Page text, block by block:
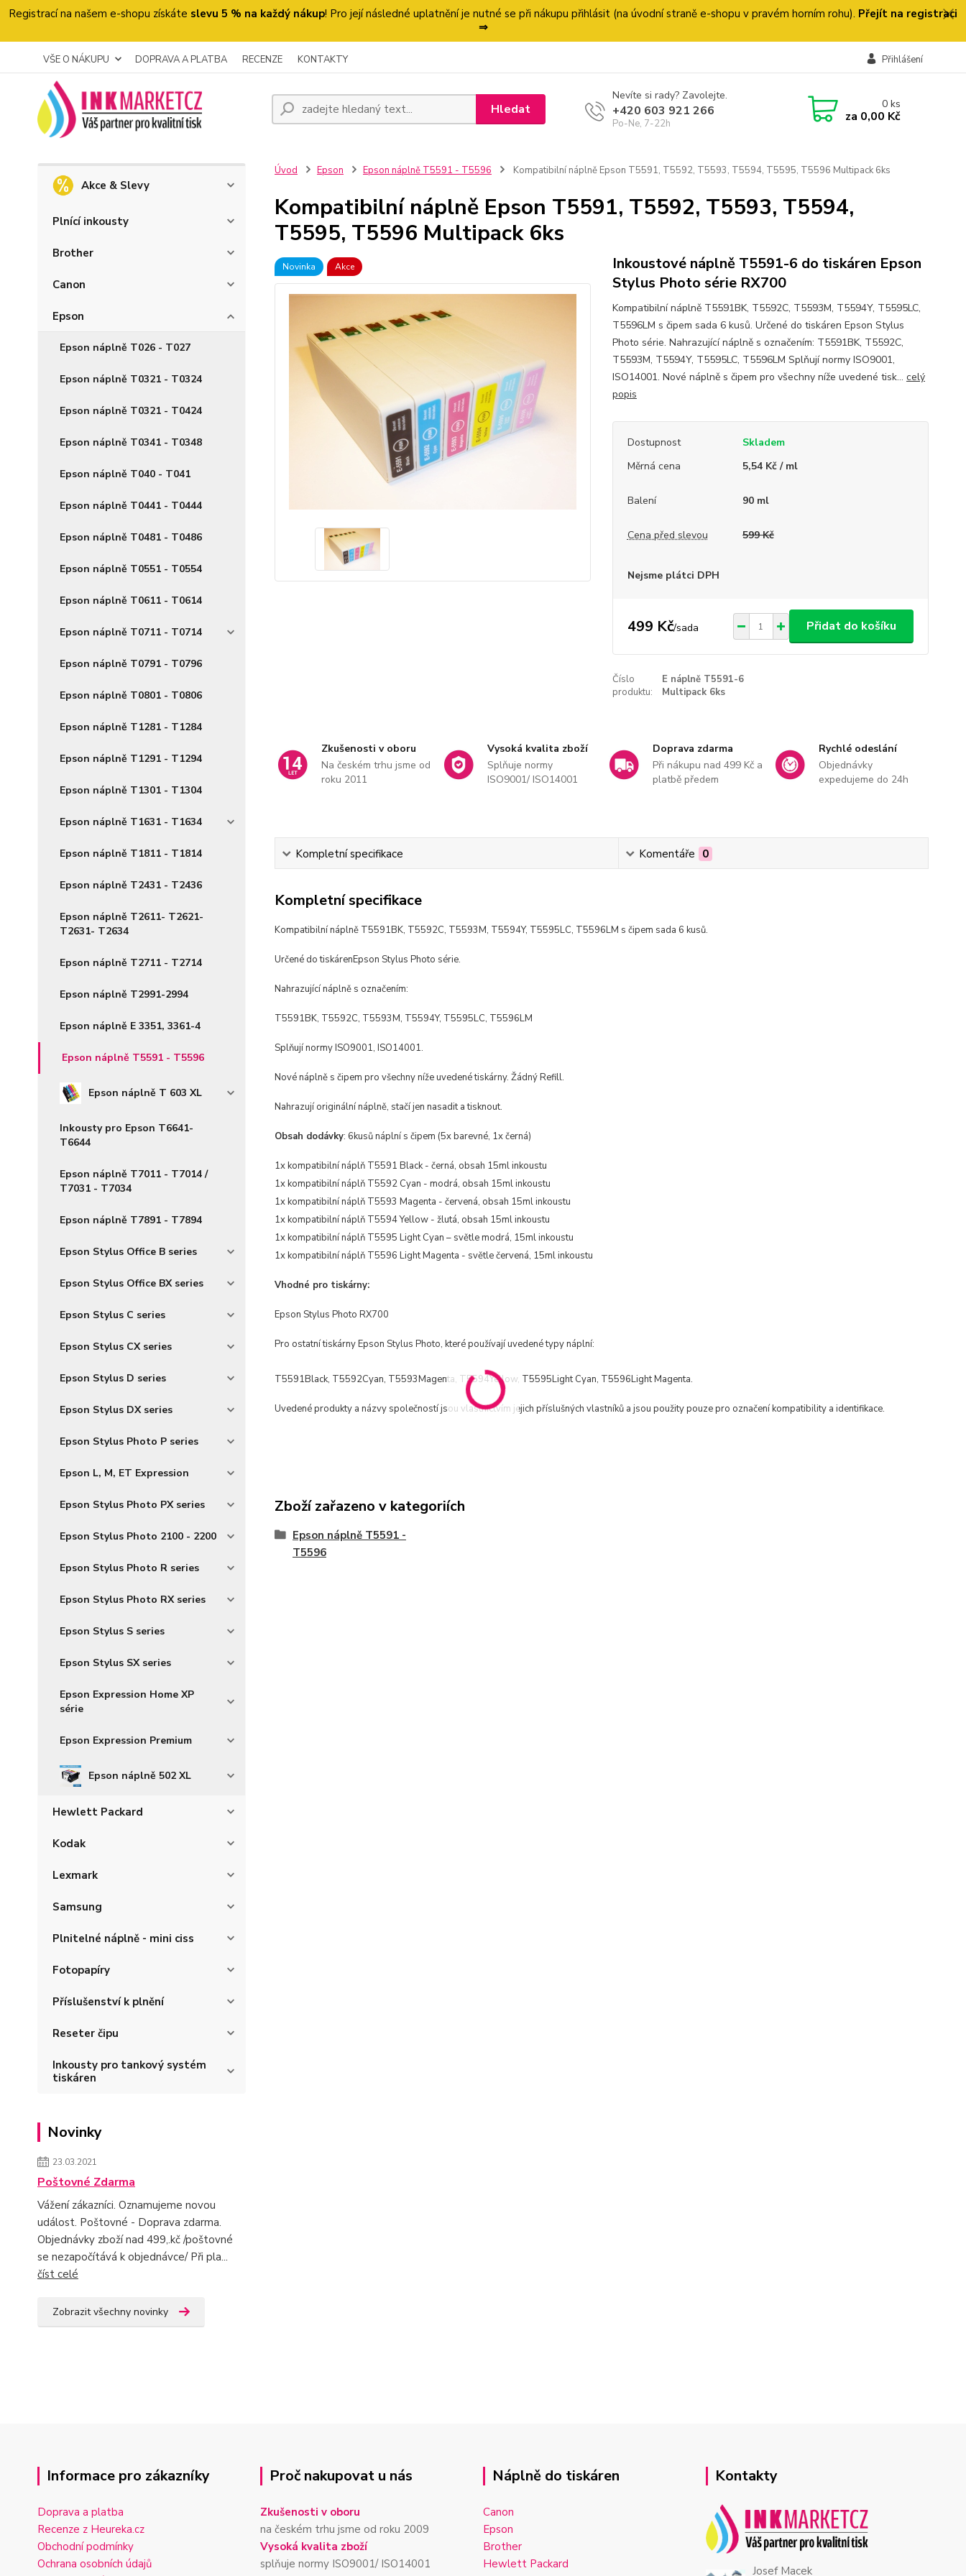
Registrací na našem e-shopu získáte slevu 5 % na každý nákup! Pro její následné uplatnění je nutné se při nákupu přihlásit (na úvodní straně e-shopu v pravém horním rohu). Přejít na registraci
⇒
VŠE O NÁKUPU DOPRAVA A PLATBA RECENZE KONTAKTY Přihlášení
Hledat
Nevíte si rady? Zavolejte.
+420 603 921 266
Po-Ne, 7-22h
0ks
za 0,00 Kč
Akce & Slevy
Plnící inkousty
Brother
Canon
Epson
Epson náplně T026 - T027
Epson náplně T0321 - T0324
Epson náplně T0321 - T0424
Epson náplně T0341 - T0348
Epson náplně T040 - T041
Epson náplně T0441 - T0444
Epson náplně T0481 - T0486
Epson náplně T0551 - T0554
Epson náplně T0611 - T0614
Epson náplně T0711 - T0714
Epson náplně T0791 - T0796
Epson náplně T0801 - T0806
Epson náplně T1281 - T1284
Epson náplně T1291 - T1294
Epson náplně T1301 - T1304
Epson náplně T1631 - T1634
Epson náplně T1811 - T1814
Epson náplně T2431 - T2436
Epson náplně T2611- T2621-
T2631- T2634
Epson náplně T2711 - T2714
Epson náplně T2991-2994
Epson náplně E 3351, 3361-4
Epson náplně T5591 - T5596
Epson náplně T 603 XL
Inkousty pro Epson T6641-
T6644
Epson náplně T7011 - T7014 /
T7031 - T7034
Epson náplně T7891 - T7894
Epson Stylus Office B series
Epson Stylus Office BX series
Epson Stylus C series
Epson Stylus CX series
Epson Stylus D series
Epson Stylus DX series
Epson Stylus Photo P series
Epson L, M, ET Expression
Epson Stylus Photo PX series
Epson Stylus Photo 2100 - 2200
Epson Stylus Photo R series
Epson Stylus Photo RX series
Epson Stylus S series
Epson Stylus SX series
Epson Expression Home XP
série
Epson Expression Premium
Epson náplně 502 XL
Hewlett Packard
Kodak
Lexmark
Samsung
Plnitelné náplně - mini ciss
Fotopapíry
Příslušenství k plnění
Reseter čipu
Inkousty pro tankový systém
tiskáren
Novinky
23.03.2021
Poštovné Zdarma
Vážení zákazníci. Oznamujeme novou
událost. Poštovné - Doprava zdarma.
Objednávky zboží nad 499,.kč /poštovné
se nezapočítává k objednávce/ Při pla...
číst celé
Zobrazit všechny novinky
Úvod Epson Epson náplně T5591 - T5596 Kompatibilní náplně Epson T5591, T5592, T5593, T5594, T5595, T5596 Multipack 6ks
Kompatibilní náplně Epson T5591, T5592, T5593, T5594,
T5595, T5596 Multipack 6ks
Novinka Akce
Inkoustové náplně T5591-6 do tiskáren Epson
Stylus Photo série RX700
Kompatibilní náplně T5591BK, T5592C, T5593M, T5594Y, T5595LC,
T5596LM s čipem sada 6 kusů. Určené do tiskáren Epson Stylus
Photo série. Nahrazující náplně s označením: T5591BK, T5592C,
T5593M, T5594Y, T5595LC, T5596LM Splňují normy ISO9001,
ISO14001. Nové náplně s čipem pro všechny níže uvedené tisk... celý
popis
Dostupnost
Skladem
Měrná cena
5,54 Kč / ml
Balení 90 ml
Cena před slevou 599 Kč
Nejsme plátci DPH
499 Kč/sada Přidat do košíku
Číslo
produktu:
E náplně T5591-6
Multipack 6ks
Zkušenosti v oboru
Na českém trhu jsme od
roku 2011
Vysoká kvalita zboží
Splňuje normy
ISO9001/ ISO14001
Doprava zdarma
Při nákupu nad 499 Kč a
platbě předem
Rychlé odeslání
Objednávky
expedujeme do 24h
Kompletní specifikace Komentáře 0
Kompletní specifikace
Kompatibilní náplně T5591BK, T5592C, T5593M, T5594Y, T5595LC, T5596LM s čipem sada 6 kusů.
Určené do tiskárenEpson Stylus Photo série.
Nahrazující náplně s označením:
T5591BK, T5592C, T5593M, T5594Y, T5595LC, T5596LM
Splňují normy ISO9001, ISO14001.
Nové náplně s čipem pro všechny níže uvedené tiskárny. Žádný Refill.
Nahrazují originální náplně, stačí jen nasadit a tisknout.
Obsah dodávky: 6kusů náplní s čipem (5x barevné, 1x černá)
1x kompatibilní náplň T5591 Black - černá, obsah 15ml inkoustu
1xkompatibilní náplň T5592 Cyan - modrá, obsah 15ml inkoustu
1xkompatibilní náplň T5593 Magenta - červená, obsah 15ml inkoustu
1xkompatibilní náplň T5594 Yellow - žlutá, obsah 15ml inkoustu
1xkompatibilní náplň T5595 Light Cyan – světle modrá, 15ml inkoustu
1xkompatibilní náplň T5596 Light Magenta - světle červená, 15ml inkoustu
Vhodné pro tiskárny:
Epson Stylus Photo RX700
Pro ostatní tiskárny Epson Stylus Photo, které používají uvedené typy náplní:
T5591Black, T5592Cyan, T5593Magenta, T5594Yellow, T5595Light Cyan, T5596Light Magenta.
Uvedené produkty a názvy společností jsou vlastnictvím jejich příslušných vlastníků a jsou použity pouze pro označení kompatibility a identifikace.
Zboží zařazeno v kategoriích
Epson náplně T5591 -
T5596
Informace pro zákazníky
Doprava a platba
Recenze z Heureka.cz
Obchodní podmínky
Ochrana osobních údajů
Proč nakupovat u nás
Zkušenosti v oboru
na českém trhu jsme od roku 2009
Vysoká kvalita zboží
splňuje normy ISO9001/ ISO14001
Náplně do tiskáren
Canon
Epson
Brother
Hewlett Packard
Kontakty
Josef Macek